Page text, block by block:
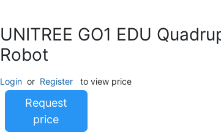
UNITREE GO1 EDU
Robot
Login or Register to view price
Request
price